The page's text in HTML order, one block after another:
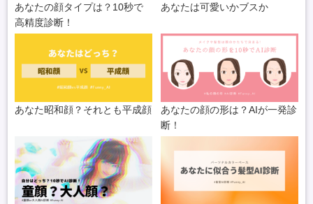
あなたの顔タイプは？10秒で
高精度診断！
あなたは可愛いかブスか
あなた昭和顔？それとも平成顔
あなたの顔の形は？AIが一発診
断！